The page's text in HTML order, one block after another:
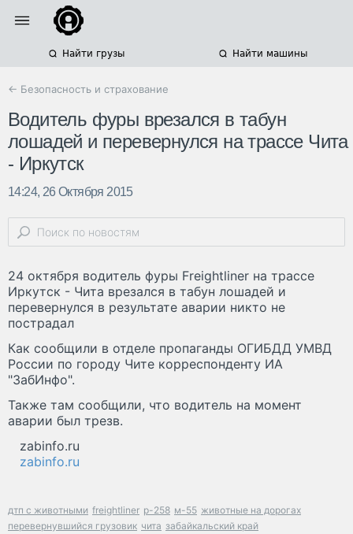
Найти грузы Найти машины
← Безопасность и страхование
Водитель фуры врезался в табун
лошадей и перевернулся на трассе Чита
- Иркутск
14:24, 26 Октября 2015
24 октября водитель фуры Freightliner на трассе
Иркутск - Чита врезался в табун лошадей и
перевернулся в результате аварии никто не
пострадал
Как сообщили в отделе пропаганды ОГИБДД УМВД
России по городу Чите корреспонденту ИА
"ЗабИнфо".
Также там сообщили, что водитель на момент
аварии был трезв.
zabinfo.ru
zabinfo.ru
дтп с животными freightliner р-258 м-55 животные на дорогах
перевернувшийся грузовик чита забайкальский край